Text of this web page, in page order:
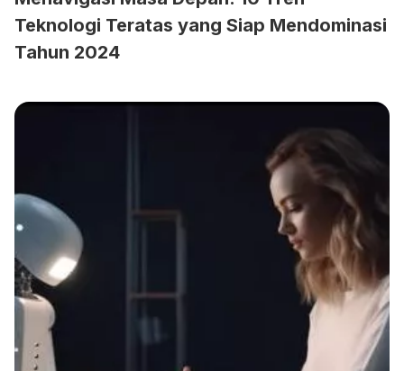
Teknologi Teratas yang Siap Mendominasi
Tahun 2024